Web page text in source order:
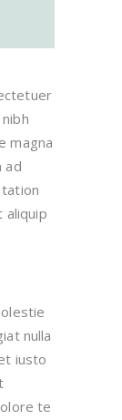
magna
ad
aliquip
nulla
iusto
te